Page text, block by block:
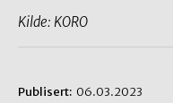
Kilde: KORO
Publisert: 06.03.2023